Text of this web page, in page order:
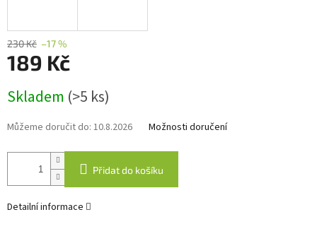
230 Kč –17 %
189 Kč
cena:
Skladem (>5 ks)
Můžeme doručit do: 10.8.2026 Možnosti doručení
Přidat do košíku
Detailní informace